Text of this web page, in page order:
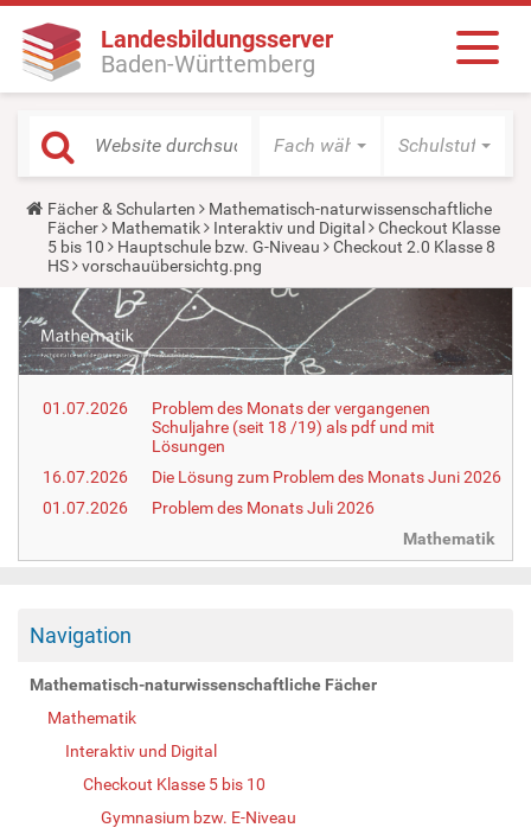
Landesbildungsserver
Baden-Württemberg
Fach wählen Schulstufe
Y
o
u
a
r
e
h
e
r
e
Fächer & Schularten
Mathematisch-naturwissenschaftliche
Fächer
Mathematik Interaktiv und Digital
Checkout Klasse
5 bis 10
Hauptschule bzw. G-Niveau
Checkout 2.0 Klasse 8
HS
vorschauübersichtg.png
01.07.2026
Problem des Monats der vergangenen
Schuljahre (seit 18 /19) als pdf und mit
Lösungen
16.07.2026
Die Lösung zum Problem des Monats Juni 2026
01.07.2026
Problem des Monats Juli 2026
Mathematik
Navigation
Mathematisch-naturwissenschaftliche Fächer
Mathematik
Interaktiv und Digital
Checkout Klasse 5 bis 10
Gymnasium bzw. E-Niveau